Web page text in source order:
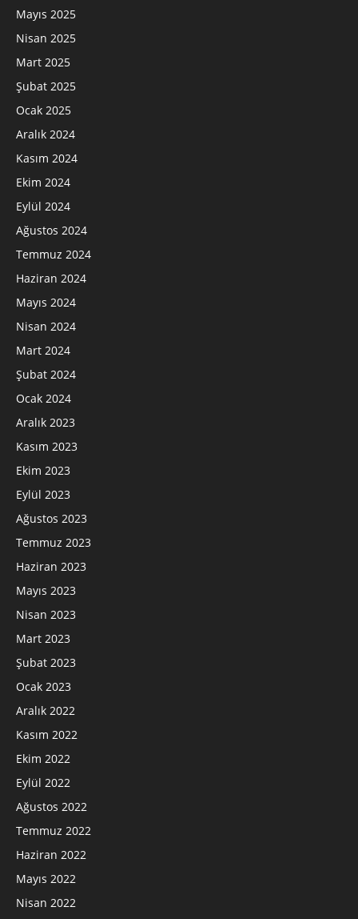
Mayıs 2025
Nisan 2025
Mart 2025
Şubat 2025
Ocak 2025
Aralık 2024
Kasım 2024
Ekim 2024
Eylül 2024
Ağustos 2024
Temmuz 2024
Haziran 2024
Mayıs 2024
Nisan 2024
Mart 2024
Şubat 2024
Ocak 2024
Aralık 2023
Kasım 2023
Ekim 2023
Eylül 2023
Ağustos 2023
Temmuz 2023
Haziran 2023
Mayıs 2023
Nisan 2023
Mart 2023
Şubat 2023
Ocak 2023
Aralık 2022
Kasım 2022
Ekim 2022
Eylül 2022
Ağustos 2022
Temmuz 2022
Haziran 2022
Mayıs 2022
Nisan 2022